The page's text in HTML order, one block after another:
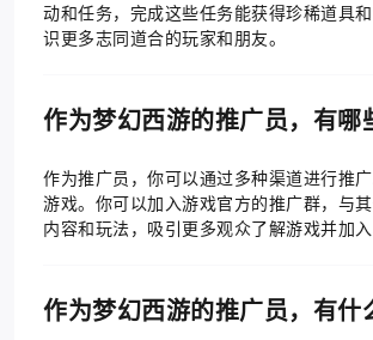
动和任务，完成这些任务能获得珍稀道具
识更多志同道合的玩家和朋友。
作为梦幻西游的推广员，有哪
作为推广员，你可以通过多种渠道进行推
游戏。你可以加入游戏官方的推广群，与
内容和玩法，吸引更多观众了解游戏并加入
作为梦幻西游的推广员，有什